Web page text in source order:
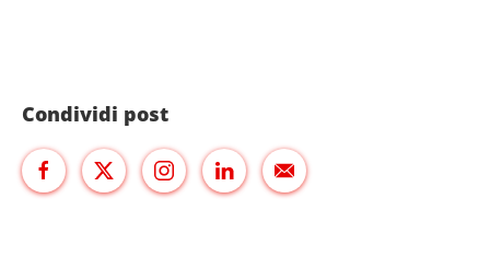
Condividi post